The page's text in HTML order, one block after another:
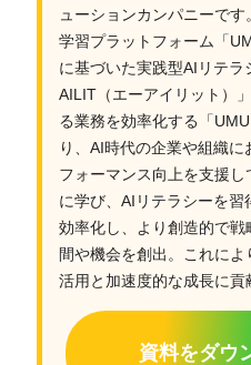
ューションカンパニーで
学習プラットフォーム「
に基づいた実践型AIリテ
AILIT（エーアイリット）
る業務を効率化する「
り、AI時代の企業や組織
フォーマンス向上を支援
に学び、AIリテラシーを
効率化し、より創造的で
間や機会を創出。これに
活用と加速度的な成長に貢
資料をダウ